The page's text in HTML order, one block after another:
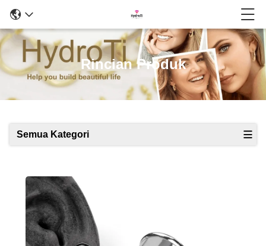
Rincian Produk
Semua Kategori